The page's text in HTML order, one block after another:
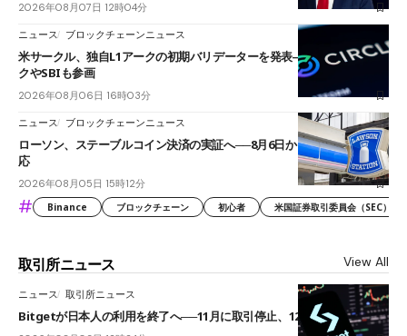
2026年08月07日 12時04分
ニュース ブロックチェーンニュース
米サークル、独自L1アークの初期バリデーターを発表――ブラックロッ
クやSBIも参画
2026年08月06日 16時03分
ニュース ブロックチェーンニュース
ローソン、ステーブルコイン決済の実証へ──8月6日からJPYCやUSDC対
応
2026年08月05日 15時12分
# Binance ブロックチェーン 初心者 米国証券取引委員会（SEC）
取引所ニュース View All
ニュース 取引所ニュース
Bitgetが日本人の利用を終了へ──11月に取引停止、12月末に強制決済